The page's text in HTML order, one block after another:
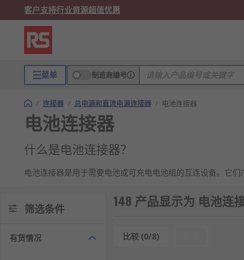
客户支持行业资源超值优惠
菜单 制造商编号
/ 连接器 / 总电源和直流电源连接器 / 电池连接器
电池连接器
什么是电池连接器？
电池连接器是用于需要电池或可充电电池组的互连设备。它
电池连接器的工作原理
制成，并且具有较高的循环寿命。
筛选条件
有货情况
148 产品显示为 电池连
比较 (0/8)